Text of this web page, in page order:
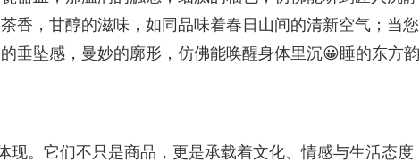
香，甘醇的滋味，如同品味着春日山间的清新空气；当您
垂坠感，曼妙的廓形，仿佛能唤醒身体里沉😀睡的东方韵
现。它们不只是商品，更是承载着文化、情感与生活态度